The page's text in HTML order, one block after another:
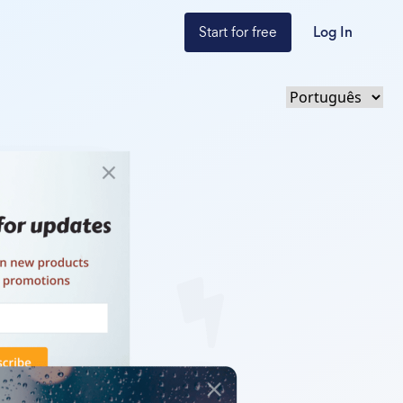
Start for free Log In